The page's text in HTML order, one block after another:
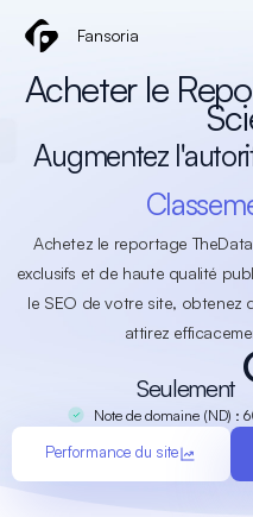
Fansoria
Acheter le
Augmentez
Achetez le reportage
exclusifs et de haute qualité
le SEO de votre site, obtenez
attirez
Seulement
Note de domaine (ND) :
Performance du site